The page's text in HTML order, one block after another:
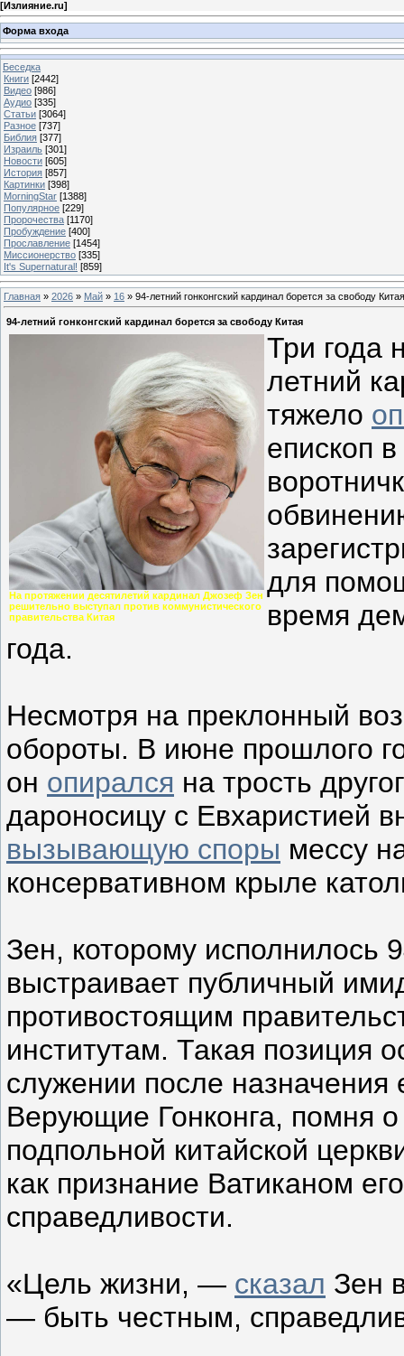
[Излияние.ru]
Форма входа
Беседка
Книги [2442]
Видео [986]
Аудио [335]
Статьи [3064]
Разное [737]
Библия [377]
Израиль [301]
Новости [605]
История [857]
Картинки [398]
MorningStar [1388]
Популярное [229]
Пророчества [1170]
Пробуждение [400]
Прославление [1454]
Миссионерство [335]
It's Supernatural! [859]
Главная » 2026 » Май » 16 » 94-летний гонконгский кардинал борется за свободу Китая
94-летний гонконгский кардинал борется за свободу Китая
На протяжении десятилетий кардинал Джозеф Зен
решительно выступал против коммунистического
правительства Китая
Три года
летний
тяжело
епископ
для
время
года.
Несмотря на преклонный
обороты. В июне прошлого
он опирался на трость
дароносицу с Евхаристией
вызывающую споры мессу
консервативном крыле
Зен, которому исполнилось
выстраивает публичный
противостоящим
институтам. Такая позиция
служении после назначения
Верующие Гонконга, помня
подпольной китайской
как признание Ватиканом
справедливости.
«Цель жизни, — сказал Зен
— быть честным,